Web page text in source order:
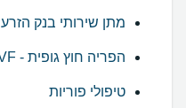
מתן שירותי בנק הזרע
הפריה חוץ גופית - IVF
טיפולי פוריות